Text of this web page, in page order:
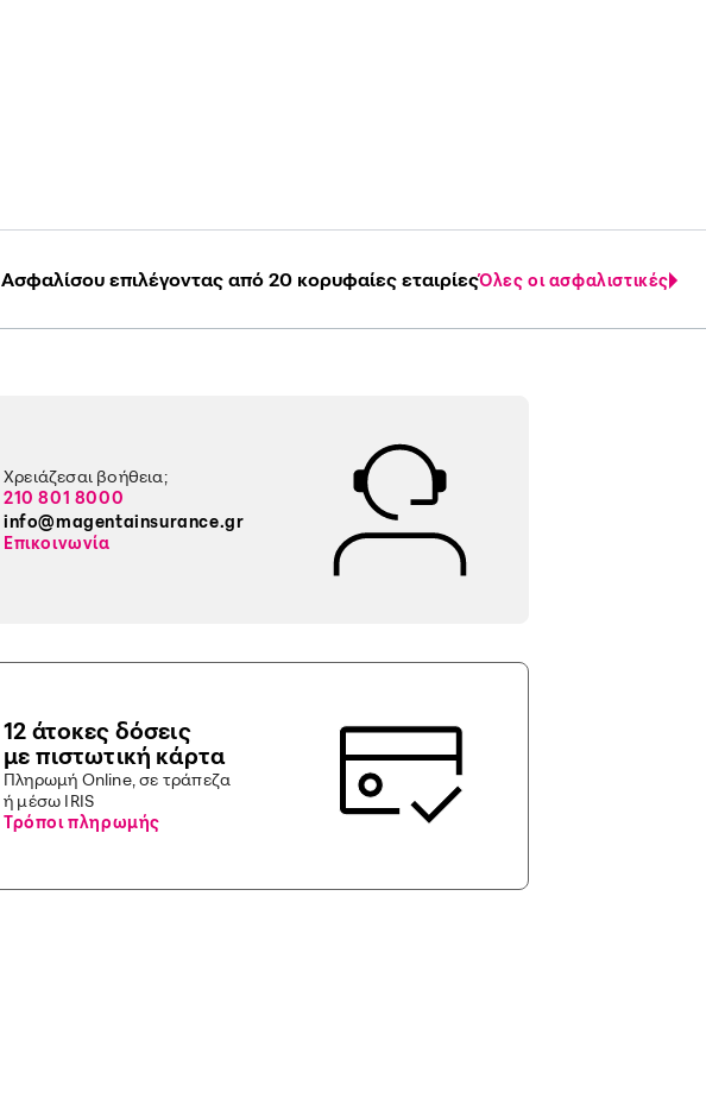
Ασφαλίσου επιλέγοντας από 20 κορυφαίες εταιρίεςΌλες οι ασφαλιστικές
Χρειάζεσαι βοήθεια;
210 801 8000
info@magentainsurance.gr
Επικοινωνία
12 άτοκες δόσεις
με πιστωτική κάρτα
Πληρωμή Online, σε τράπεζα
ή μέσω IRIS
Τρόποι πληρωμής